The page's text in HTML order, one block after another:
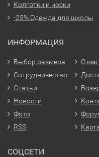
Колготки и носки
-25% Одежда для школы
ИНФОРМАЦИЯ
Выбор размера
Сотрудничество
Статьи
Новости
Фото
RSS
О
СОЦСЕТИ